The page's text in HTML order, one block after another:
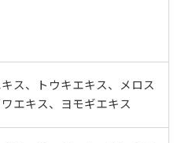
ス、トウキエキス、メロス
エキス、ヨモギエキス